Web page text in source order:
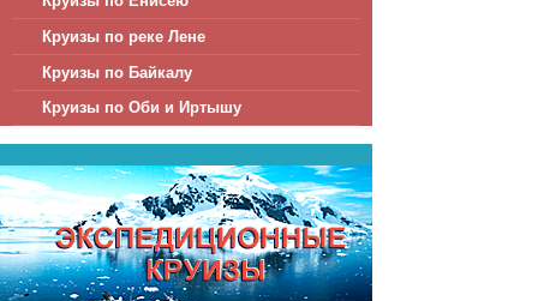
Круизы по реке Лене
Круизы по Байкалу
Круизы по Оби и Иртышу